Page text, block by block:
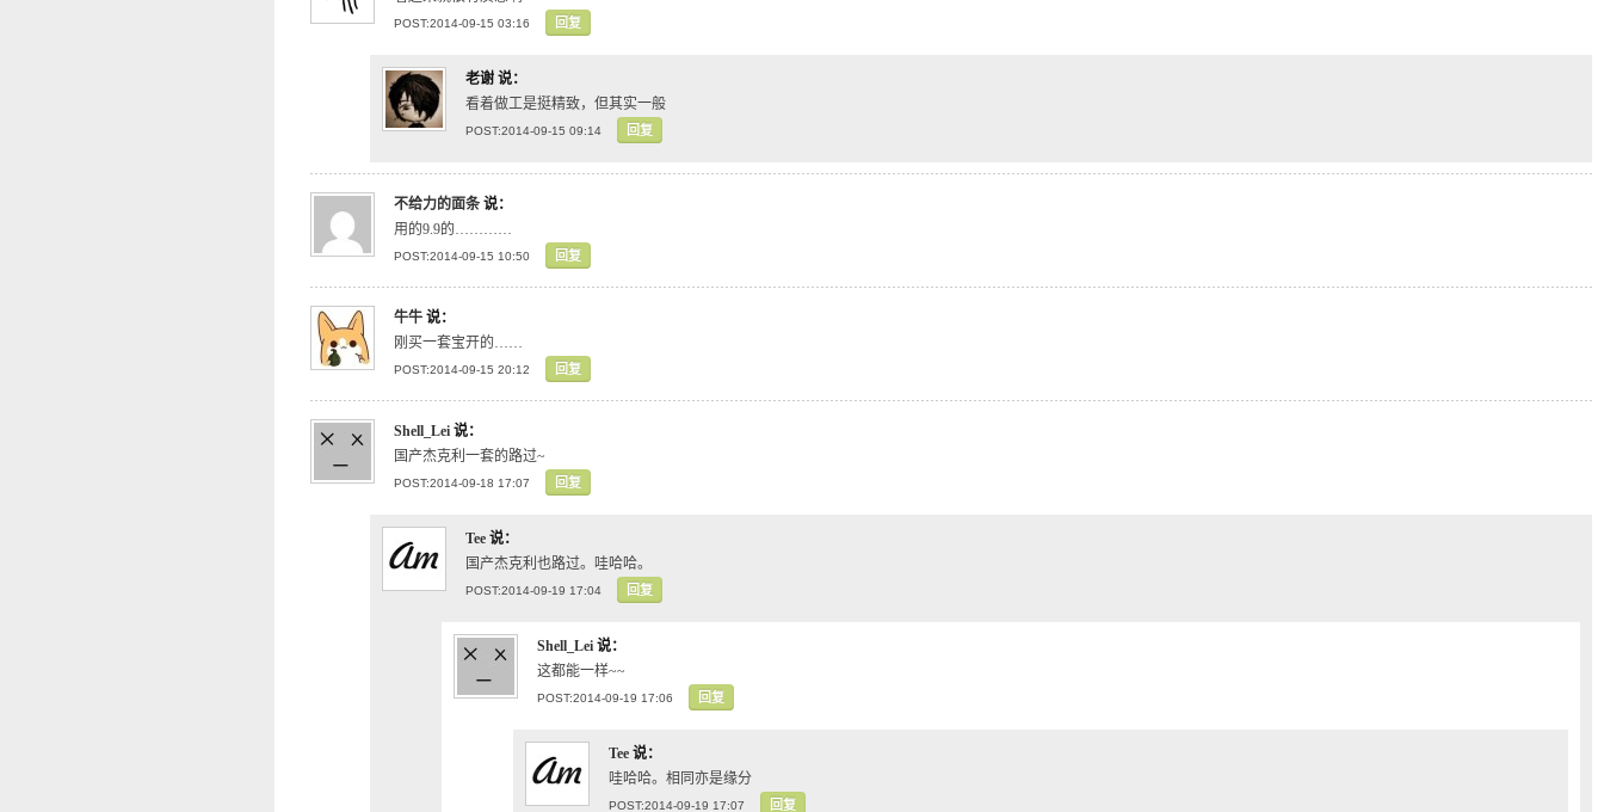
POST:2014-09-15 03:16 回复
老谢 说：
看着做工是挺精致，但其实一般
POST:2014-09-15 09:14 回复
不给力的面条 说：
用的9.9的…………
POST:2014-09-15 10:50 回复
牛牛 说：
刚买一套宝开的……
POST:2014-09-15 20:12 回复
Shell_Lei 说：
国产杰克利一套的路过~
POST:2014-09-18 17:07 回复
Tee 说：
国产杰克利也路过。哇哈哈。
POST:2014-09-19 17:04 回复
Shell_Lei 说：
这都能一样~~
POST:2014-09-19 17:06 回复
Tee 说：
哇哈哈。相同亦是缘分
POST:2014-09-19 17:07 回复